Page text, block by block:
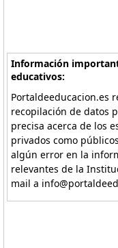
Información
educativos:
Portaldeeducacion.es
recopilación de datos
precisa acerca de los
privados como
algún error en la
relevantes de la
mail a